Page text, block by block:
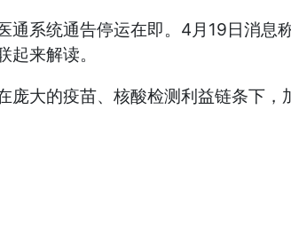
通系统通告停运在即。4月19日消
起来解读。
庞大的疫苗、核酸检测利益链条下